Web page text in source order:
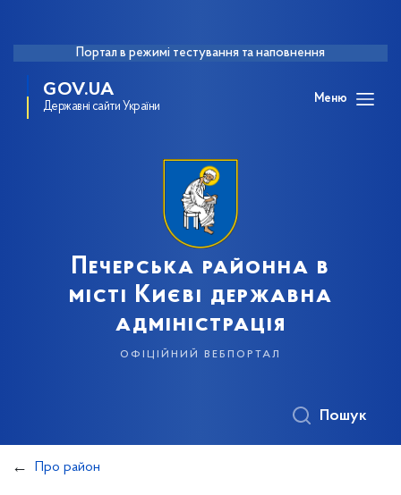
Портал в режимі тестування та наповнення
GOV.UA
Державні сайти України
Меню
Печерська районна в
місті Києві державна
адміністрація
офіційний вебпортал
Пошук
Про район